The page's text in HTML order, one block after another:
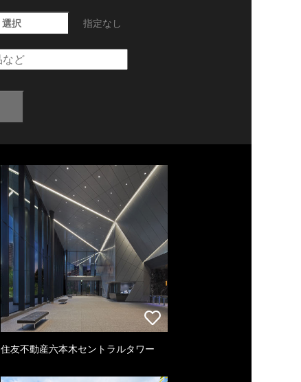
選択 指定なし
住友不動産六本木セントラルタワー